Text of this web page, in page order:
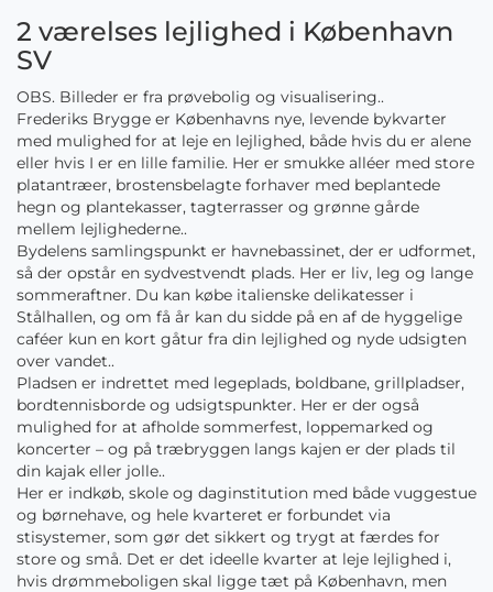
2 værelses lejlighed i København
SV
OBS. Billeder er fra prøvebolig og visualisering..
Frederiks Brygge er Københavns nye, levende bykvarter
med mulighed for at leje en lejlighed, både hvis du er alene
eller hvis I er en lille familie. Her er smukke alléer med store
platantræer, brostensbelagte forhaver med beplantede
hegn og plantekasser, tagterrasser og grønne gårde
mellem lejlighederne..
Bydelens samlingspunkt er havnebassinet, der er udformet,
så der opstår en sydvestvendt plads. Her er liv, leg og lange
sommeraftner. Du kan købe italienske delikatesser i
Stålhallen, og om få år kan du sidde på en af de hyggelige
caféer kun en kort gåtur fra din lejlighed og nyde udsigten
over vandet..
Pladsen er indrettet med legeplads, boldbane, grillpladser,
bordtennisborde og udsigtspunkter. Her er der også
mulighed for at afholde sommerfest, loppemarked og
koncerter – og på træbryggen langs kajen er der plads til
din kajak eller jolle..
Her er indkøb, skole og daginstitution med både vuggestue
og børnehave, og hele kvarteret er forbundet via
stisystemer, som gør det sikkert og trygt at færdes for
store og små. Det er det ideelle kvarter at leje lejlighed i,
hvis drømmeboligen skal ligge tæt på København, men